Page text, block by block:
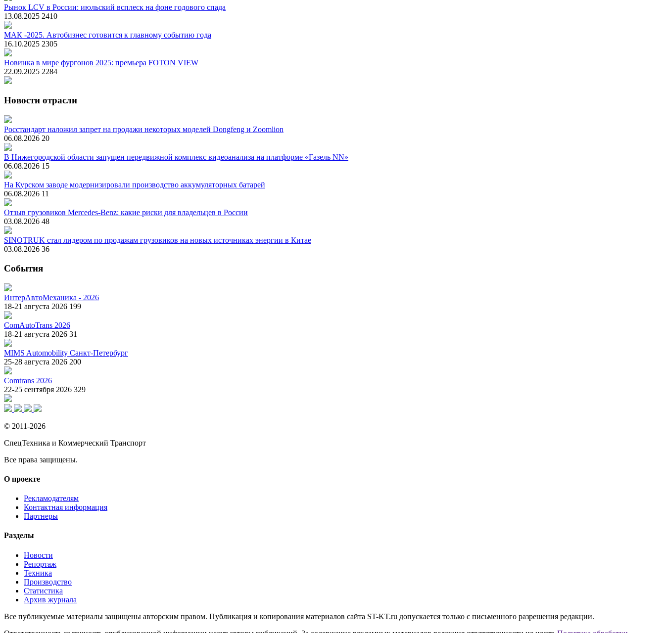
Рынок LCV в России: июльский всплеск на фоне годового спада
13.08.2025 2410
МАК -2025. Автобизнес готовится к главному событию года
16.10.2025 2305
Новинка в мире фургонов 2025: премьера FOTON VIEW
22.09.2025 2284
Новости отрасли
Росстандарт наложил запрет на продажи некоторых моделей Dongfeng и Zoomlion
06.08.2026 20
В Нижегородской области запущен передвижной комплекс видеоанализа на платформе «Газель NN»
06.08.2026 15
На Курском заводе модернизировали производство аккумуляторных батарей
06.08.2026 11
Отзыв грузовиков Mercedes-Benz: какие риски для владельцев в России
03.08.2026 48
SINOTRUK стал лидером по продажам грузовиков на новых источниках энергии в Китае
03.08.2026 36
События
ИнтерАвтоМеханика - 2026
18-21 августа 2026 199
ComAutoTrans 2026
18-21 августа 2026 31
MIMS Automobility Санкт-Петербург
25-28 августа 2026 200
Comtrans 2026
22-25 сентября 2026 329
© 2011-2026
СпецТехника и Коммерческий Транспорт
Все права защищены.
О проекте
Рекламодателям
Контактная информация
Партнеры
Разделы
Новости
Репортаж
Техника
Производство
Статистика
Архив журнала
Все публикуемые материалы защищены авторским правом. Публикация и копирования материалов сайта ST-KT.ru допускается только с письменного разрешения редакции.